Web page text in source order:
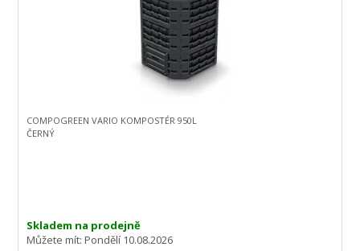
Skladem na prodejně
Můžete mít:Pondělí 10.08.2026
COMPOGREEN VARIO KOMPOSTÉR 950L
ČERNÝ